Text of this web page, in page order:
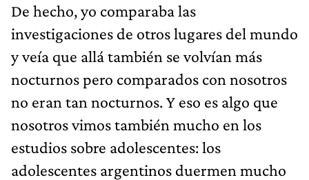
De hecho, yo comparaba las
investigaciones de otros lugares del mundo
y veía que allá también se volvían más
nocturnos pero comparados con nosotros
no eran tan nocturnos. Y eso es algo que
nosotros vimos también mucho en los
estudios sobre adolescentes: los
adolescentes argentinos duermen mucho